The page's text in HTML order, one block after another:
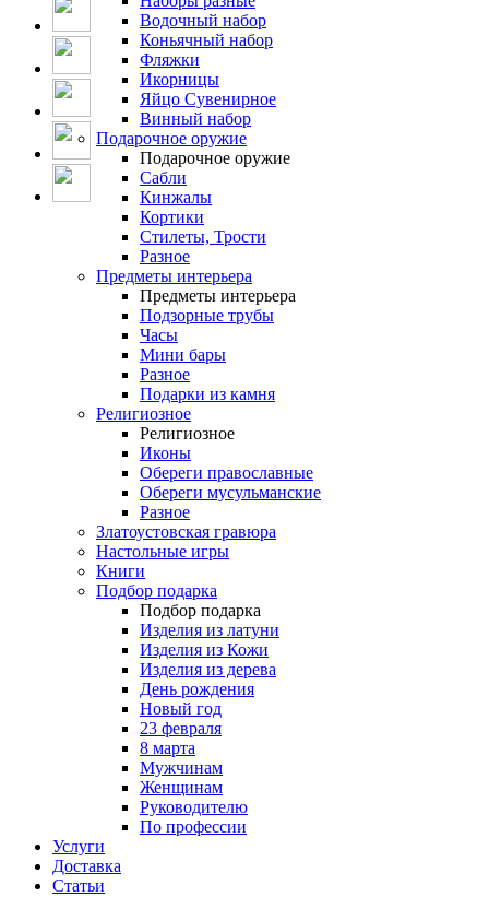
Водочный набор
Коньячный набор
Фляжки
Икорницы
Яйцо Сувенирное
Винный набор
Подарочное оружие
Подарочное оружие
Сабли
Кинжалы
Кортики
Стилеты, Трости
Разное
Предметы интерьера
Предметы интерьера
Подзорные трубы
Часы
Мини бары
Разное
Подарки из камня
Религиозное
Религиозное
Иконы
Обереги православные
Обереги мусульманские
Разное
Златоустовская гравюра
Настольные игры
Книги
Подбор подарка
Подбор подарка
Изделия из латуни
Изделия из Кожи
Изделия из дерева
День рождения
Новый год
23 февраля
8 марта
Мужчинам
Женщинам
Руководителю
По профессии
Услуги
Доставка
Статьи